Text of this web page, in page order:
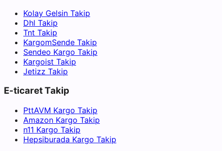
Kolay Gelsin Takip
Dhl Takip
Tnt Takip
KargomSende Takip
Sendeo Kargo Takip
Kargoist Takip
Jetizz Takip
E-ticaret Takip
PttAVM Kargo Takip
Amazon Kargo Takip
n11 Kargo Takip
Hepsiburada Kargo Takip